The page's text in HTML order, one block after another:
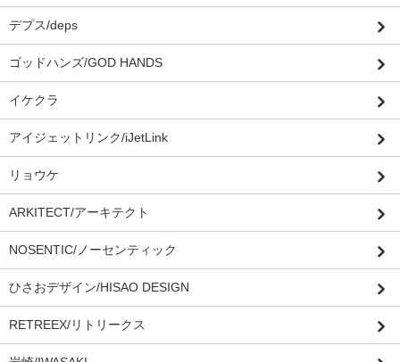
デプス/deps
ゴッドハンズ/GOD HANDS
イケクラ
アイジェットリンク/iJetLink
リョウケ
ARKITECT/アーキテクト
NOSENTIC/ノーセンティック
ひさおデザイン/HISAO DESIGN
RETREEX/リトリークス